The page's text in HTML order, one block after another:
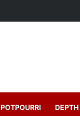
POTPOURRI DEPTH